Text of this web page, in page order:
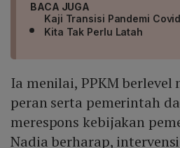
BACA JUGA
Kaji Transisi Pandemi
Kita Tak Perlu Latah
Ia menilai, PPKM
peran serta pemerintah
merespons kebijakan
Nadia berharap,